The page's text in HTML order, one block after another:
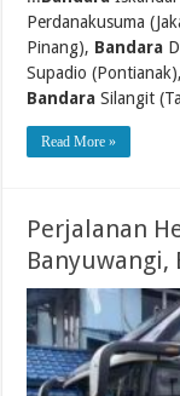
Perdanakusuma
Pinang), Bandara
Supadio (Pontianak),
Bandara Silangit
Read More »
Perjalanan
Banyuwangi,